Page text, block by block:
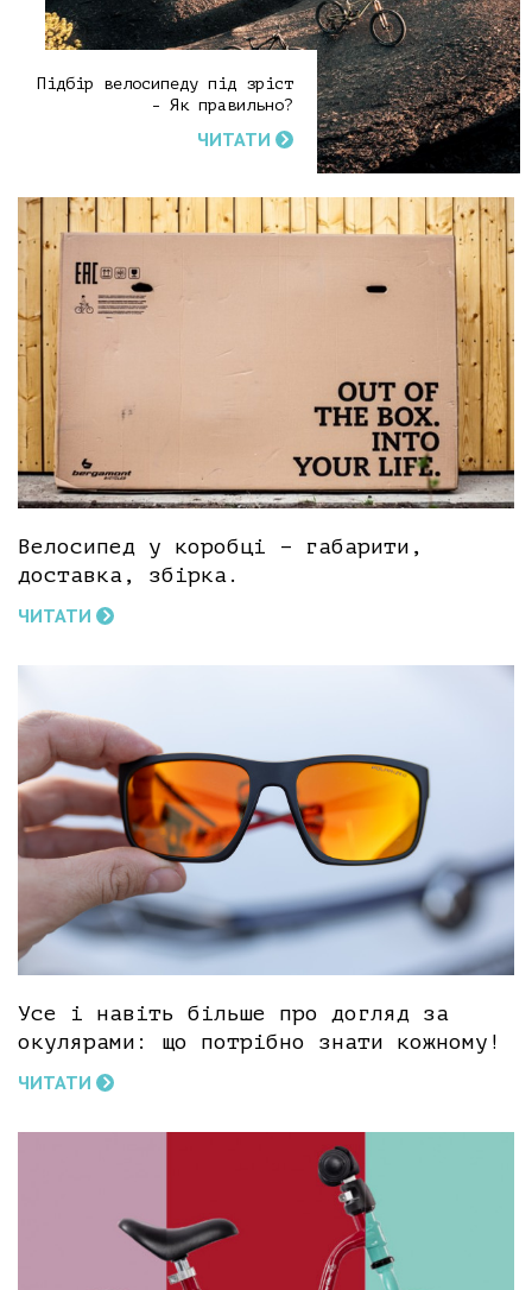
Підбір велосипеду під зріст
- Як правильно?
ЧИТАТИ
Велосипед у коробці – габарити,
доставка, збірка.
ЧИТАТИ
Усе і навіть більше про догляд за
окулярами: що потрібно знати кожному!
ЧИТАТИ